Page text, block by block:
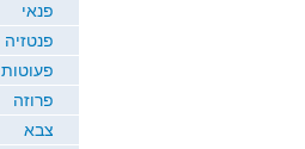
פנאי
פנטזיה
פעוטות
פרוזה
צבא